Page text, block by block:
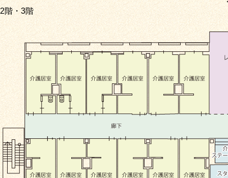
2階・3階